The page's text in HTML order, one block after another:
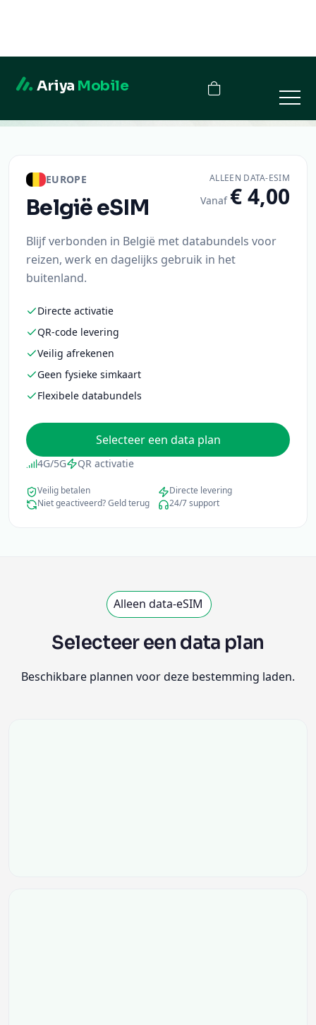
België
EUROPE
BelgiëeSIM
ALLEEN DATA-ESIM
Vanaf € 4,00
Blijf verbonden in België met databundels voor
reizen, werk en dagelijks gebruik in het
buitenland.
Directe activatie
QR-code levering
Veilig afrekenen
Geen fysieke simkaart
Flexibele databundels
Selecteer een data plan
4G/5G QR activatie
Veilig betalen
Directe levering
Niet geactiveerd? Geld terug
24/7 support
Alleen data-eSIM
Selecteer een data plan
Beschikbare plannen voor deze bestemming laden.